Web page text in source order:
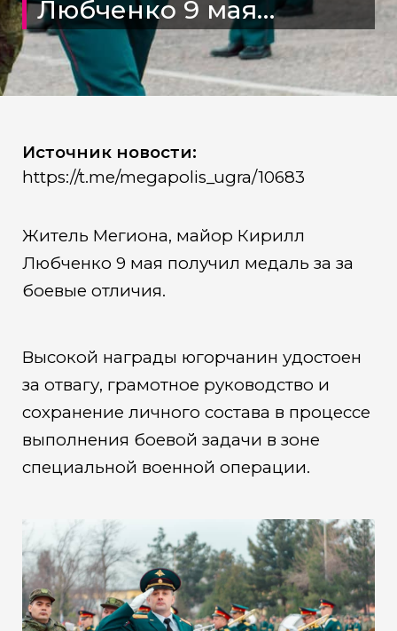
Любченко 9 мая
получил медаль за за
боевые отличия
Источник новости:
https://t.me/megapolis_ugra/10683
Житель Мегиона, майор Кирилл
Любченко 9 мая получил медаль за за
боевые отличия.
Высокой награды югорчанин удостоен
за отвагу, грамотное руководство и
сохранение личного состава в процессе
выполнения боевой задачи в зоне
специальной военной операции.